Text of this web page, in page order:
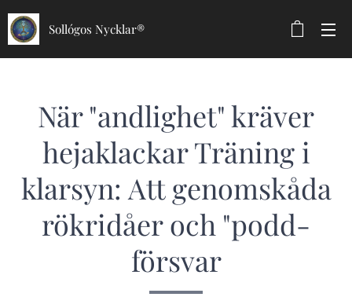
Sollógos Nycklar®
När "andlighet" kräver
hejaklackar Träning i
klarsyn: Att genomskåda
rökridåer och "podd-
försvar